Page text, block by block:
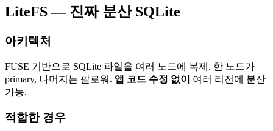
LiteFS — 진짜 분산 SQLite
아키텍처
FUSE 기반으로 SQLite 파일을 여러 노드에 복제. 한 노드가
primary, 나머지는 팔로워. 앱 코드 수정 없이
여러 리전에 분산
가능.
적합한 경우